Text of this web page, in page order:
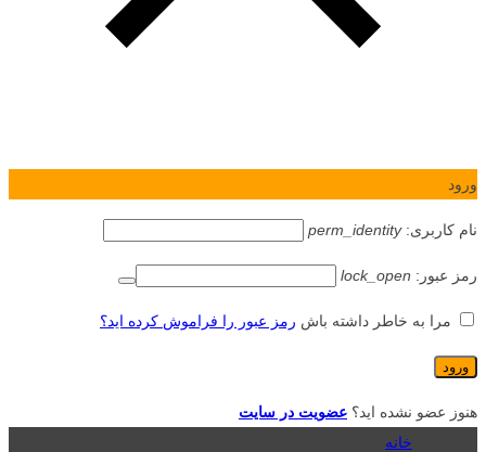
ورود
نام کاربری:perm_identity
رمز عبور: lock_open
مرا به خاطر داشته باش رمز عبور را فراموش کرده اید؟
هنوز عضو نشده اید؟ عضویت در سایت
خانه